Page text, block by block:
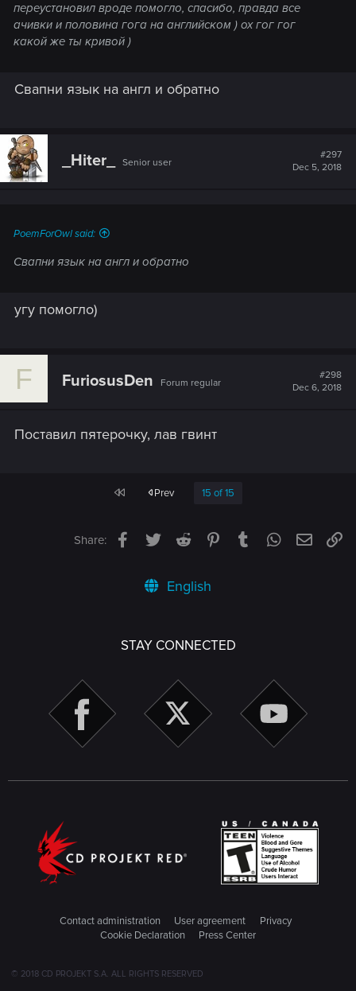
переустановка должна помочь.
переустановил вроде помогло, спасибо, правда все
ачивки и половина гога на английском ) ох гог гог
какой же ты кривой )
Свапни язык на англ и обратно
_Hiter_ Senior user
#297
Dec 5, 2018
PoemForOwl said:
Свапни язык на англ и обратно
угу помогло)
F FuriosusDen Forum regular
#298
Dec 6, 2018
Поставил пятерочку, лав гвинт
First Prev 15 of 15
Share: Facebook
TwitterReddit PinterestTumblrWhatsApp
Email
English
STAY CONNECTED
Contact administration User agreement
Privacy
Cookie Declaration
Press Center
© 2018 CD PROJEKT S.A. ALL RIGHTS RESERVED